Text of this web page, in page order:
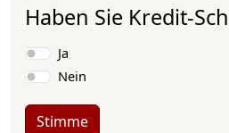
Haben Sie Kredit-
Auswahlmöglichkeiten
Ja
Nein
Stimme